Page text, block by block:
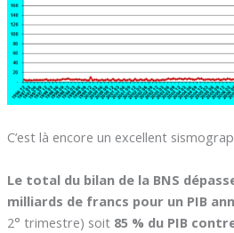
C’est là encore un excellent
Le total du bilan de la BNS
milliards de francs pour un PIB
2° trimestre) soit 85 % du PIB